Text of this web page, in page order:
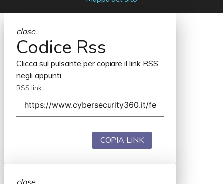
close
Codice Rss
Clicca sul pulsante per copiare il link RSS
negli appunti.
RSS link
COPIA LINK
close